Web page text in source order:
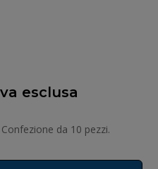
€.
esclusa
da 10 pezzi.